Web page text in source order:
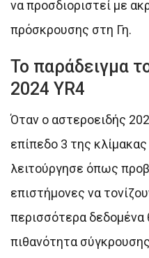
να προσδιοριστεί με
πρόσκρουσης στη Γη.
Το παράδειγμα
2024 YR4
Όταν ο αστεροειδής
επίπεδο 3 της
λειτούργησε όπως
επιστήμονες να
περισσότερα δεδομένα
πιθανότητα